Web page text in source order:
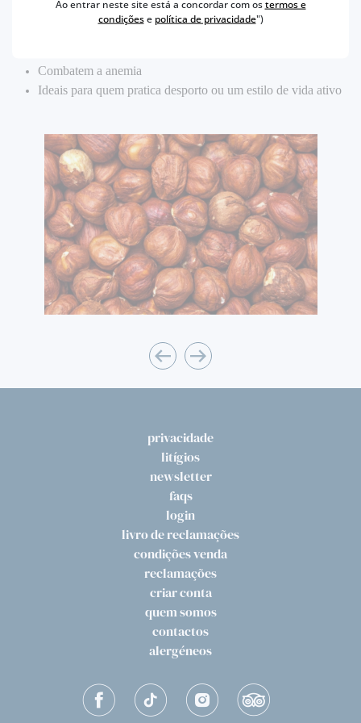
Ricos em Vitamina E, um poderoso antioxidante
Combatem a anemia
Ideais para quem pratica desporto ou um estilo de vida ativo
privacidade
litígios
newsletter
faqs
login
livro de reclamações
condições venda
reclamações
criar conta
quem somos
contactos
alergéneos
Ao entrar neste site está a concordar com ostermos e
condiçõese política de privacidade")